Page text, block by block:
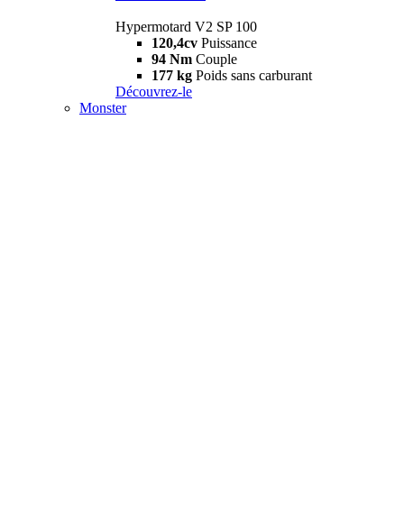
Hypermotard V2 SP 100
120,4cv Puissance
94 Nm Couple
177 kg Poids sans carburant
Découvrez-le
Monster